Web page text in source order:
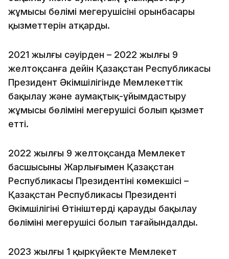
жұмысы бөлімі меңгерушісінің орынбасары
қызметтерін атқарды.
2021 жылғы сәуірден – 2022 жылғы 9
желтоқсанға дейін Қазақстан Республикасы
Президент Әкімшілігінде Мемлекеттік
бақылау және аумақтық-ұйымдастыру
жұмысы бөлімінің меңгерушісі болып қызмет
етті.
2022 жылғы 9 желтоқсанда Мемлекет
басшысының Жарлығымен Қазақстан
Республикасы Президентінің көмекшісі –
Қазақстан Республикасы Президенті
Әкімшілігінің Өтініштерді қарауды бақылау
бөлімінің меңгерушісі болып тағайындалды.
2023 жылғы 1 қыркүйекте Мемлекет